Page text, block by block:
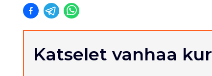
Katselet vanhaa